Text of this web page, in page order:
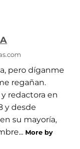
pero díganme
regañan.
redactora en
y desde
su mayoría,
More by